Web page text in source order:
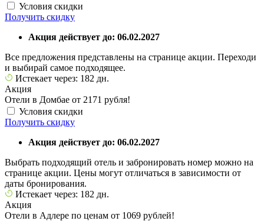
Условия скидки
Получить скидку
Акция действует до: 06.02.2027
Все предложения представлены на странице акции. Переходи
и выбирай самое подходящее.
Истекает через: 182 дн.
Акция
Отели в Домбае от 2171 рубля!
Условия скидки
Получить скидку
Акция действует до: 06.02.2027
Выбрать подходящий отель и забронировать номер можно на
странице акции. Цены могут отличаться в зависимости от
даты бронирования.
Истекает через: 182 дн.
Акция
Отели в Адлере по ценам от 1069 рублей!